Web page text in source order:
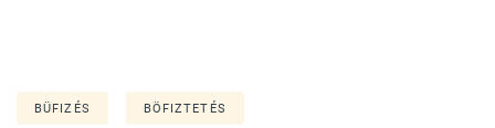
BÜFIZÉS BÖFIZTETÉS